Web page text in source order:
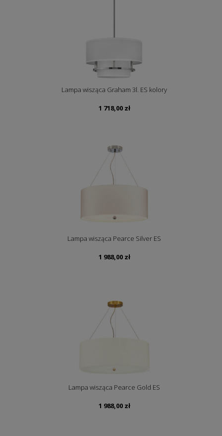
Lampa wisząca Graham 3l. ES kolory
1 718,00 zł
Lampa wisząca Pearce Silver ES
1 988,00 zł
Lampa wisząca Pearce Gold ES
1 988,00 zł